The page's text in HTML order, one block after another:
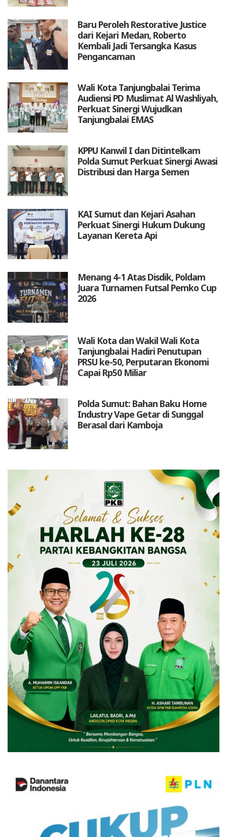
Baru Peroleh Restorative Justice
dari Kejari Medan, Roberto
Kembali Jadi Tersangka Kasus
Pengancaman
Wali Kota Tanjungbalai Terima
Audiensi PD Muslimat Al Washliyah,
Perkuat Sinergi Wujudkan
Tanjungbalai EMAS
KPPU Kanwil I dan Ditintelkam
Polda Sumut Perkuat Sinergi Awasi
Distribusi dan Harga Semen
KAI Sumut dan Kejari Asahan
Perkuat Sinergi Hukum Dukung
Layanan Kereta Api
Menang 4-1 Atas Disdik, Poldam
Juara Turnamen Futsal Pemko Cup
2026
Wali Kota dan Wakil Wali Kota
Tanjungbalai Hadiri Penutupan
PRSU ke-50, Perputaran Ekonomi
Capai Rp50 Miliar
Polda Sumut: Bahan Baku Home
Industry Vape Getar di Sunggal
Berasal dari Kamboja